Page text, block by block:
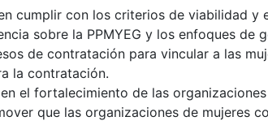
cumplir con los criterios de viabilidad
sobre la PPMYEG y los enfoques de
de contratación para vincular a las
la contratación.
el fortalecimiento de las
que las organizaciones de mujeres